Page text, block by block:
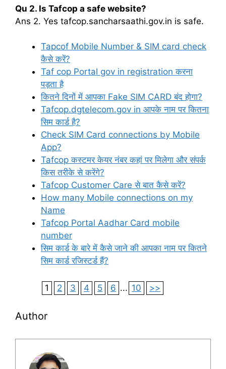
Qu 2. Is Tafcop a safe website?
Ans 2. Yes tafcop.sancharsaathi.gov.in is safe.
Tapcof Mobile Number & SIM card check
कैसे करें?
Taf cop Portal gov in registration करना
पड़ता है
कितने दिनों में आपका Fake SIM CARD बंद होगा?
Tafcop.dgtelecom.gov in आपके नाम पर कितना
सिम कार्ड है?
Check SIM Card connections by Mobile
App?
Tafcop कस्टमर केयर नंबर कहां पर मिलेगा और संपर्क
किस तरीके से करेंगे?
Tafcop Customer Care से बात कैसे करें?
How many Mobile connections on my
Name
Tafcop Portal Aadhar Card mobile
number
सिम कार्ड के बारे में कैसे जाने की आपका नाम पर कितने
सिम कार्ड रजिस्टर्ड हैं?
1 2 3 4 5 6 ... 10 >>
Author